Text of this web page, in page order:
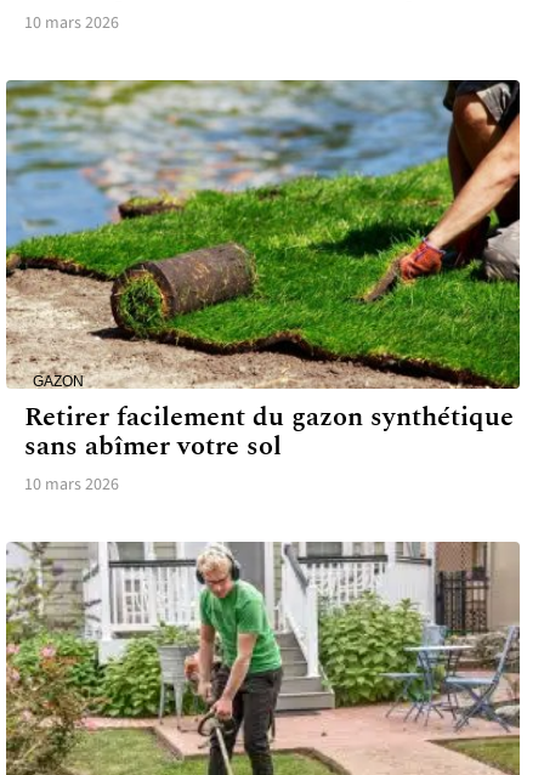
10 mars 2026
GAZON
Retirer facilement du gazon synthétique
sans abîmer votre sol
10 mars 2026